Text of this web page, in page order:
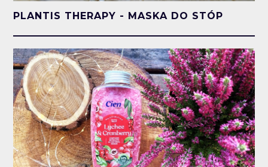
PLANTIS THERAPY - MASKA DO STÓP